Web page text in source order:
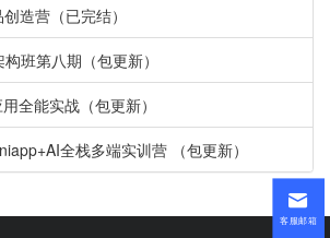
造营（已完结）
班第八期（包更新）
全能实战（包更新）
全栈多端实训营 （包更新）
客服邮箱